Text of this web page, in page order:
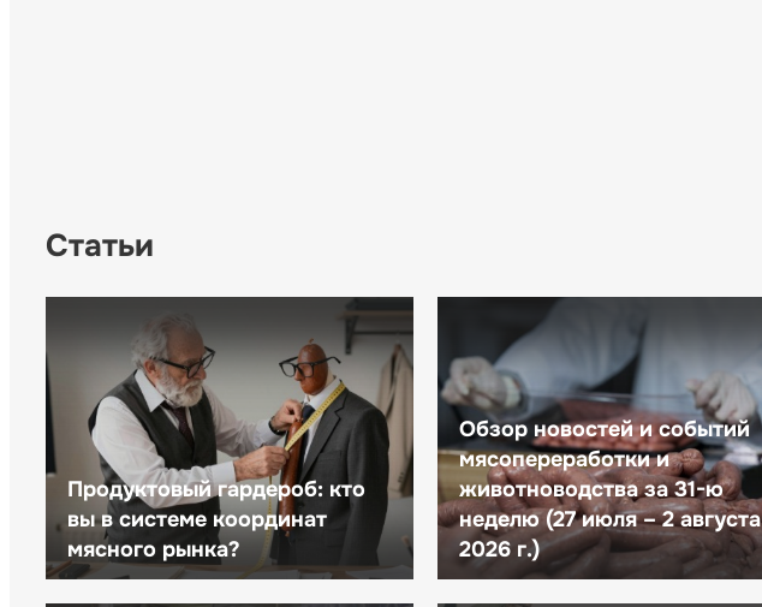
Статьи
Продуктовый гардероб: кто
вы в системе координат
мясного рынка?
Обзор новостей и событий
мясопереработки и
животноводства за 31-ю
неделю (27 июля – 2 августа
2026 г.)